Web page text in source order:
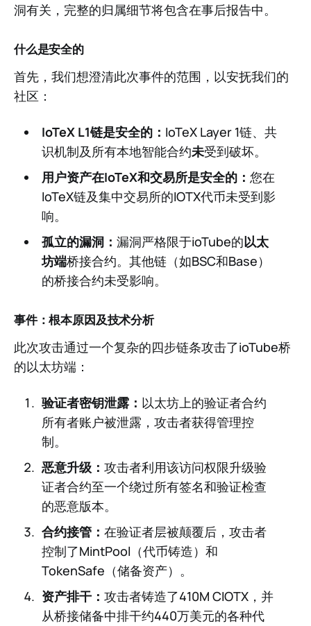
洞有关，完整的归属细节将包含在事后报告中。
什么是安全的
首先，我们想澄清此次事件的范围，以安抚我们的
社区：
IoTeX L1链是安全的： IoTeX Layer 1链、共
识机制及所有本地智能合约未受到破坏。
用户资产在IoTeX和交易所是安全的： 您在
IoTeX链及集中交易所的IOTX代币未受到影
响。
孤立的漏洞： 漏洞严格限于ioTube的以太
坊端桥接合约。其他链（如BSC和Base）
的桥接合约未受影响。
事件：根本原因及技术分析
此次攻击通过一个复杂的四步链条攻击了ioTube桥
的以太坊端：
验证者密钥泄露： 以太坊上的验证者合约
所有者账户被泄露，攻击者获得管理控
制。
恶意升级： 攻击者利用该访问权限升级验
证者合约至一个绕过所有签名和验证检查
的恶意版本。
合约接管： 在验证者层被颠覆后，攻击者
控制了MintPool（代币铸造）和
TokenSafe（储备资产）。
资产排干： 攻击者铸造了410M CIOTX，并
从桥接储备中排干约440万美元的各种代